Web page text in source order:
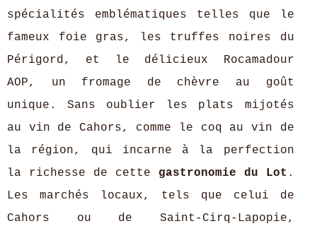
spécialités emblématiques telles que le
fameux foie gras, les truffes noires du
Périgord, et le délicieux Rocamadour
AOP, un fromage de chèvre au goût
unique. Sans oublier les plats mijotés
au vin de Cahors, comme le coq au vin de
la région, qui incarne à la perfection
la richesse de cette gastronomie du Lot .
Les marchés locaux, tels que celui de
Cahors ou de Saint-Cirq-Lapopie,